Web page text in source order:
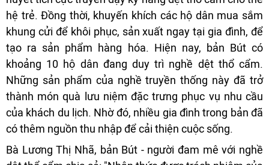
hệ trẻ. Đồng thời, khuyến khích các hộ dân mua sắm
khung cửi để khôi phục, sản xuất ngay tại gia đình, để
tạo ra sản phẩm hàng hóa. Hiện nay, bản Bút có
khoảng 10 hộ dân đang duy trì nghề dệt thổ cẩm.
Những sản phẩm của nghề truyền thống này đã trở
thành món quà lưu niệm đặc trưng phục vụ nhu cầu
của khách du lịch. Nhờ đó, nhiều gia đình trong bản đã
có thêm nguồn thu nhập để cải thiện cuộc sống.
Bà Lương Thị Nhã, bản Bút - người đam mê với nghề